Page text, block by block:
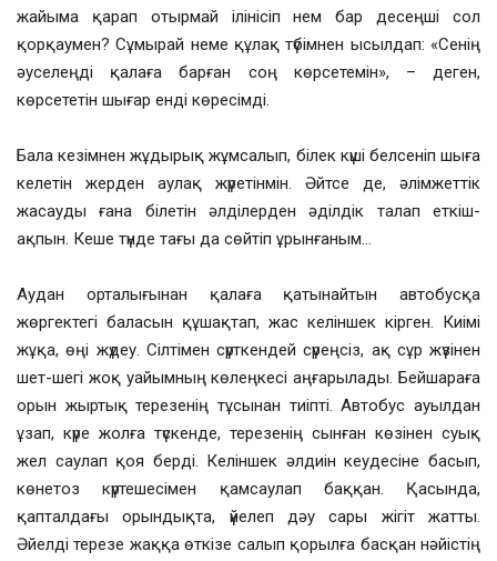
жайыма қарап отырмай ілінісіп нем бар десеңші сол
қорқаумен? Сұмырай неме құлақ түбімнен ысылдап: «Сенің
әуселеңді қалаға барған соң көрсетемін», – деген,
көрсететін шығар енді көресімді.
Бала кезімнен жұдырық жұмсалып, білек күші белсеніп шыға
келетін жерден аулақ жүретінмін. Әйтсе де, әлімжеттік
жасауды ғана білетін әлділерден әділдік талап еткіш-
ақпын. Кеше түнде тағы да сөйтіп ұрынғаным…
Аудан орталығынан қалаға қатынайтын автобусқа
жөргектегі баласын құшақтап, жас келіншек кірген. Киімі
жұқа, өңі жүдеу. Сілтімен сүрткендей сүреңсіз, ақ сұр жүзінен
шет-шегі жоқ уайымның көлеңкесі аңғарылады. Бейшараға
орын жыртық терезенің тұсынан тиіпті. Автобус ауылдан
ұзап, күре жолға түскенде, терезенің сынған көзінен суық
жел саулап қоя берді. Келіншек әлдиін кеудесіне басып,
көнетоз күртешесімен қамсаулап баққан. Қасында,
қапталдағы орындықта, үйелеп дәу сары жігіт жатты.
Әйелді терезе жаққа өткізе салып қорылға басқан нәйістің